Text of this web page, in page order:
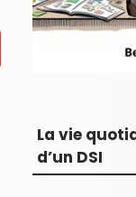
La vie
d’un DSI